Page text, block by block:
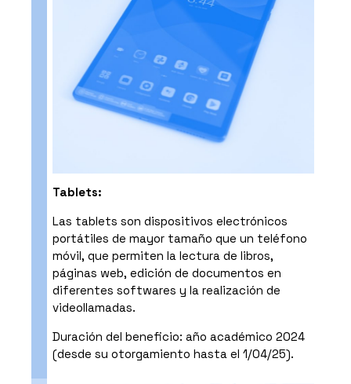
Tablets:
Las tablets son dispositivos electrónicos
portátiles de mayor tamaño que un teléfono
móvil, que permiten la lectura de libros,
páginas web, edición de documentos en
diferentes softwares y la realización de
videollamadas.
Duración del beneficio: año académico 2024
(desde su otorgamiento hasta el 1/04/25).